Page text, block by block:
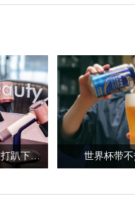
这一中产标配，真的被打趴下了？ 世界杯带